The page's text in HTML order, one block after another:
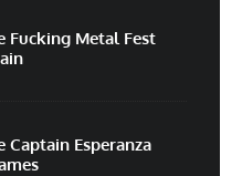
par e-mail.
par e-mail.
Fucking Metal Fest
Captain Esperanza